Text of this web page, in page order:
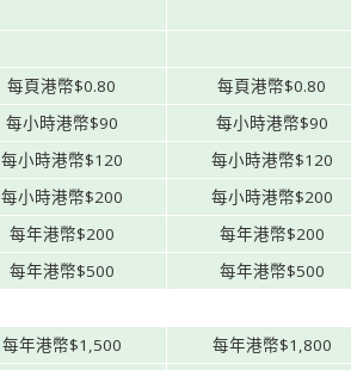
每頁港幣$0.80 每頁港幣$0.80
每小時港幣$90 每小時港幣$90
每小時港幣$120 每小時港幣$120
每小時港幣$200 每小時港幣$200
每年港幣$200 每年港幣$200
每年港幣$500 每年港幣$500
每年港幣$1,500 每年港幣$1,800